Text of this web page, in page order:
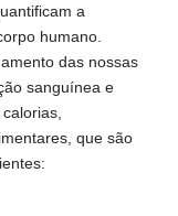
a
humano.
das nossas
sanguínea e
que são